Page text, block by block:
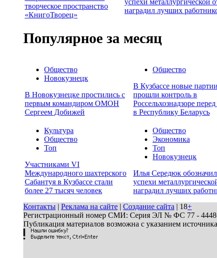
творческое пространство
«КнигоТворец»
наградил лучших
Популярное за месяц
Общество
Новокузнецк
В Новокузнецке простились с
первым командиром ОМОН
Сергеем Добижей
Общество
В Кузбассе новые
прошли контроль в
Россельхознадзоре
в Республику Беларусь
Культура
Общество
Топ
Участниками VI
Международного шахтерского
Сабантуя в Кузбассе стали
более 27 тысяч человек
Общество
Экономика
Топ
Новокузнецк
Илья Середюк
успехи
наградил лучших
Контакты | Реклама на сайте | Создание сайта | 18+
Регистрационный номер СМИ: Серия ЭЛ № ФС 77 - 44486
Публикация материалов возможна с указанием